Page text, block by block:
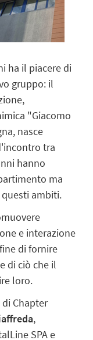
ha il piacere di
gruppo: il
"Giacomo
nasce
tra
hanno
ma
questi ambiti.
e interazione
di fornire
di ciò che il
loro.
Chapter
,
SPA e